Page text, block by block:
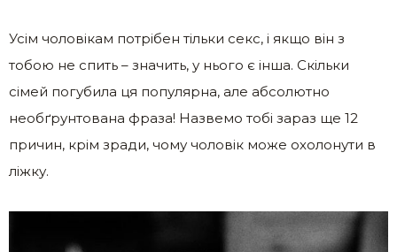
Усім чоловікам потрібен тільки секс, і якщо він з
тобою не спить – значить, у нього є інша. Скільки
сімей погубила ця популярна, але абсолютно
необґрунтована фраза! Назвемо тобі зараз ще 12
причин, крім зради, чому чоловік може охолонути в
ліжку.